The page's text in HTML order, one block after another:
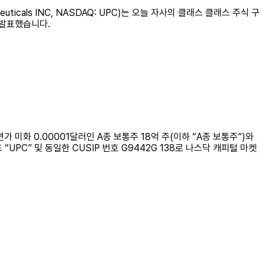
INC, NASDAQ: UPC)는 오늘 자사의 클래스 클래스 주식 구
표했습니다.
가 미화 0.00001달러인 A종 보통주 18억 주(이하 “A종 보통주”)와
및 동일한 CUSIP 번호 G9442G 138로 나스닥 캐피털 마켓